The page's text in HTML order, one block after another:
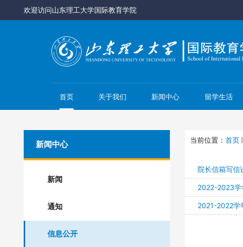
欢迎访问山东理工大学国际教育学院
首页 关于我们 新闻中心 留学生活
新闻中心
新闻
通知
信息公开
当前位置： 首页
院长信箱写信
2022-2023学
2021-2022学